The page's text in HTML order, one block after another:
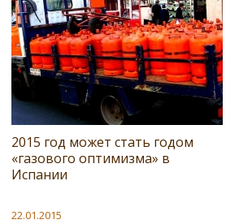
2015 год может стать годом
«газового оптимизма» в
Испании
22.01.2015